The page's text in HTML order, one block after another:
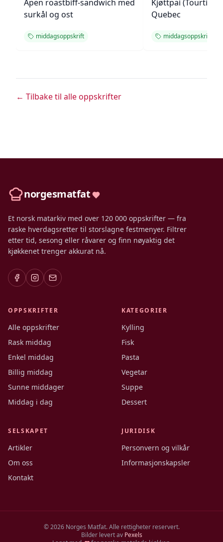
Åpen roastbiff-sandwich med
surkål og ost
middagsoppskrift
Kjøttpai
Quebec
middagsoppskrift
← Tilbake til alle oppskrifter
norgesmatfat
Et norsk matarkiv med over 120 000 oppskrifter — fra
raske hverdagsretter til storslagne festmenyer. Filtrer
etter tid, sesong eller råvarer og finn nøyaktig det
kjøkkenet trenger akkurat nå.
OPPSKRIFTER
Alle oppskrifter
Rask middag
Enkel middag
Billig middag
Sunne middager
Middag i dag
KATEGORIER
Kylling
Fisk
Pasta
Vegetar
Suppe
Dessert
SELSKAPET
Artikler
Om oss
Kontakt
JURIDISK
Personvern og vilkår
Informasjonskapsler
©2026Norges Matfat. Alle rettigheter reservert.
Bilder levert av Pexels